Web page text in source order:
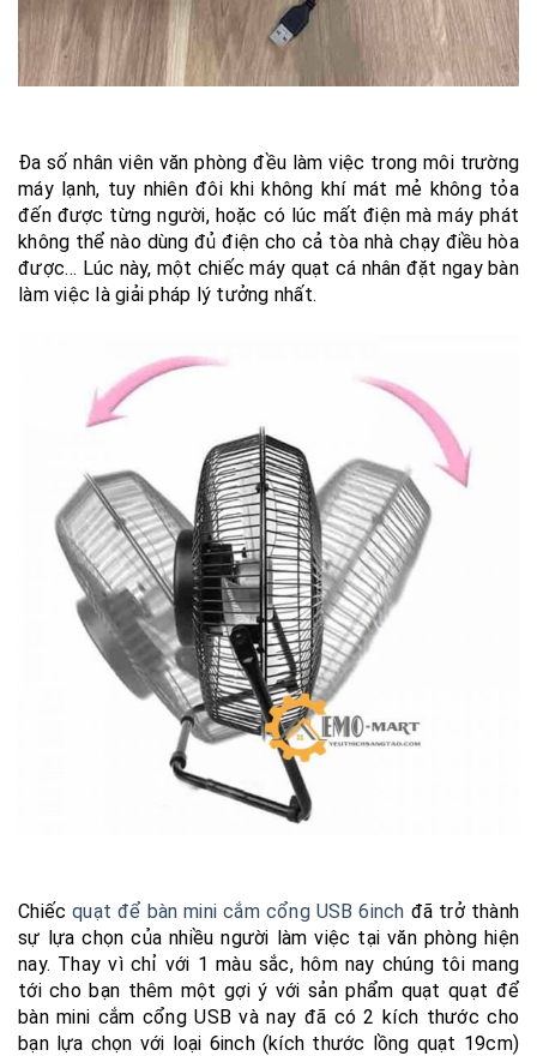
Đa số nhân viên văn phòng đều làm việc trong môi trường
máy lạnh, tuy nhiên đôi khi không khí mát mẻ không tỏa
đến được từng người, hoặc có lúc mất điện mà máy phát
không thể nào dùng đủ điện cho cả tòa nhà chạy điều hòa
được… Lúc này, một chiếc máy quạt cá nhân đặt ngay bàn
làm việc là giải pháp lý tưởng nhất.
Chiếcquạt để bàn mini cắm cổng USB 6inch đã trở thành
sự lựa chọn của nhiều người làm việc tại văn phòng hiện
nay. Thay vì chỉ với 1 màu sắc, hôm nay chúng tôi mang
tới cho bạn thêm một gợi ý với sản phẩm quạt quạt để
bàn mini cắm cổng USB và nay đã có 2 kích thước cho
bạn lựa chọn với loại 6inch (kích thước lồng quạt 19cm)